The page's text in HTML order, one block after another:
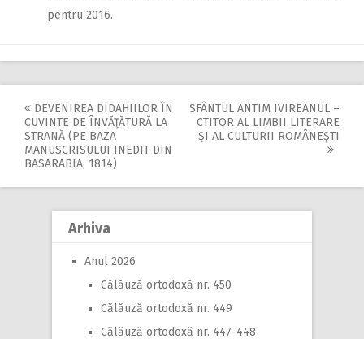
pentru 2016.
Post
navigation
DEVENIREA DIDAHIILOR ÎN
CUVINTE DE ÎNVĂŢĂTURĂ LA
STRANĂ (PE BAZA
MANUSCRISULUI INEDIT DIN
BASARABIA, 1814)
SFÂNTUL ANTIM IVIREANUL –
CTITOR AL LIMBII LITERARE
ŞI AL CULTURII ROMÂNEŞTI
Arhiva
Anul 2026
Călăuză ortodoxă nr. 450
Călăuză ortodoxă nr. 449
Călăuză ortodoxă nr. 447-448